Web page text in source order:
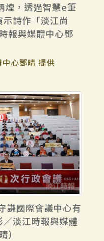
煌，透過智慧e筆
示詩作「淡江尚
報與媒體中心鄧
心鄧晴 提供
謙國際會議中心有
淡江時報與媒體
）